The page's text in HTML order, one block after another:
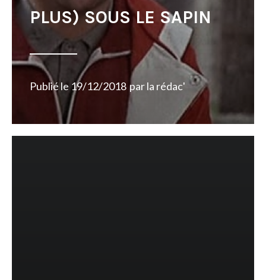
PLUS) SOUS LE SAPIN
Publié le 19/12/2018 parla rédac'